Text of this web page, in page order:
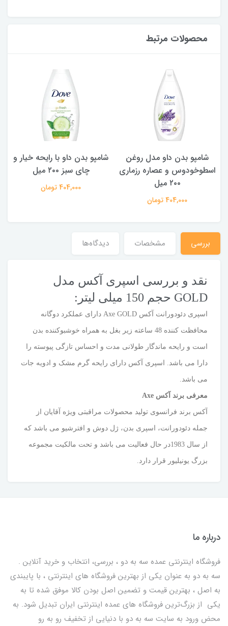
محصولات مرتبط
شامپو بدن ‌داو مدل روغن
اسطوخودوس و عصاره رزماری
۲۰۰ میل
404,000 تومان
شامپو بدن داو با رایحه خیار و
چای سبز ۲۰۰ میل
404,000 تومان
بررسی مشخصات دیدگاه‌ها
نقد و بررسی اسپری آکس مدل
GOLD حجم 150 میلی لیتر:
اسپری دئودورانت آکس Axe GOLD دارای عملکرد دوگانه
محافظت کننده 48 ساعته زیر بغل به همراه خوشبوکننده بدن
است و رایحه ماندگار طولانی مدت و احساس تازگی پیوسته را
دارا می باشد. اسپری آکس دارای رایحه گرم مشک و ادویه جات
می باشد.
معرفی برند آکس Axe
آکس برند فرانسوی تولید محصولات مراقبتی ویژه آقایان از
جمله دئودورانت، اسپری بدن، ژل دوش و افترشیو می باشد که
از سال 1983در حال فعالیت می باشد و تحت مالکیت مجموعه
بزرگ یونیلیور قرار دارد.
درباره ما
فروشگاه اینترنتی عمده سه به دو ، بررسی، انتخاب و خرید آنلاین .
سه به دو به عنوان یکی از بهترين فروشگاه های اینترنتی ، با پایبندی
به اصل ، بهترين قيمت و تضمین اصل‌ بودن کالا موفق شده تا به
يكي از بزرگ‌ترين فروشگاه هاي عمده اینترنتی ایران تبدیل شود. به
محض ورود به سایت سه به دو با دنیایی از تخفيف رو به رو